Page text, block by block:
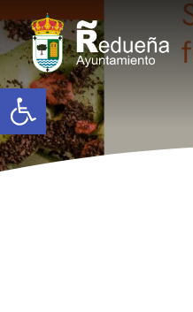
Abrir barra de herramientas